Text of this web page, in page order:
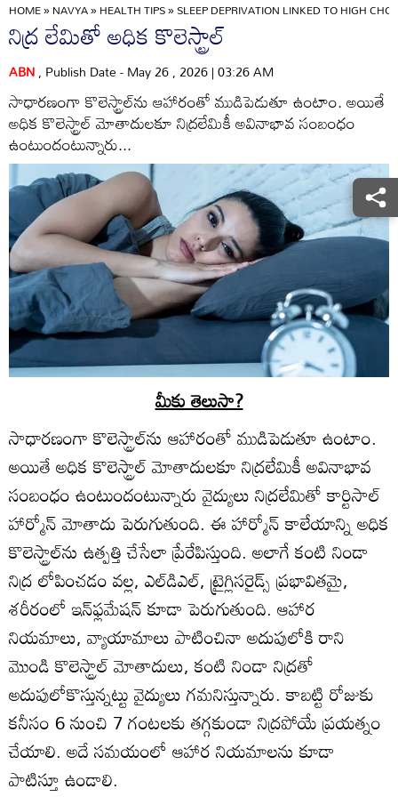
HOME»NAVYA»HEALTH TIPS»SLEEP DEPRIVATION LINKED TO HIGH
నిద్ర లేమితో అధిక కొలెస్ట్రాల్‌
ABN, Publish Date - May 26 , 2026 | 03:26 AM
సాధారణంగా కొలెస్ట్రాల్‌ను ఆహారంతో ముడిపెడుతూ ఉంటాం. అయితే
అధిక కొలెస్ట్రాల్‌ మోతాదులకూ నిద్రలేమికీ అవినాభావ సంబంధం
ఉంటుందంటున్నారు...
మీకు తెలుసా?
సాధారణంగా కొలెస్ట్రాల్‌ను ఆహారంతో ముడిపెడుతూ ఉంటాం.
అయితే అధిక కొలెస్ట్రాల్‌ మోతాదులకూ నిద్రలేమికీ అవినాభావ
సంబంధం ఉంటుందంటున్నారు వైద్యులు నిద్రలేమితో కార్టిసాల్‌
హార్మోన్‌ మోతాదు పెరుగుతుంది. ఈ హార్మోన్‌ కాలేయాన్ని అధిక
కొలెస్ట్రాల్‌ను ఉత్పత్తి చేసేలా ప్రేరేపిస్తుంది. అలాగే కంటి నిండా
నిద్ర లోపించడం వల్ల, ఎల్‌డిఎల్‌, ట్రైగ్లిసరైడ్స్‌ ప్రభావితమై,
శరీరంలో ఇన్‌ఫ్లమేషన్‌ కూడా పెరుగుతుంది. ఆహార
నియమాలు, వ్యాయామాలు పాటించినా అదుపులోకి రాని
మొండి కొలెస్ట్రాల్‌ మోతాదులు, కంటి నిండా నిద్రతో
అదుపులోకొస్తున్నట్టు వైద్యులు గమనిస్తున్నారు. కాబట్టి రోజుకు
కనీసం 6 నుంచి 7 గంటలకు తగ్గకుండా నిద్రపోయే ప్రయత్నం
చేయాలి. అదే సమయంలో ఆహార నియమాలను కూడా
పాటిస్తూ ఉండాలి.